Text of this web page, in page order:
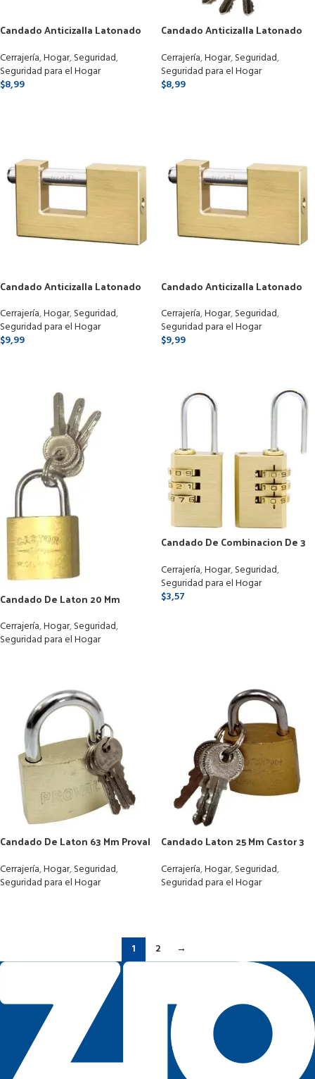
Candado Anticizalla Latonado
Cerrajería,Hogar,Seguridad,
Seguridad para el Hogar
$8,99
Candado Anticizalla Latonado
Cerrajería,Hogar,Seguridad,
Seguridad para el Hogar
$8,99
Candado Anticizalla Latonado
Cerrajería,Hogar,Seguridad,
Seguridad para el Hogar
$9,99
Candado Anticizalla Latonado
Cerrajería,Hogar,Seguridad,
Seguridad para el Hogar
$9,99
Candado De Laton 20 Mm
Cerrajería,Hogar,Seguridad,
Seguridad para el Hogar
Candado De Combinacion De 3
Cerrajería,Hogar,Seguridad,
Seguridad para el Hogar
$3,57
Candado De Laton 63 Mm Proval
Cerrajería,Hogar,Seguridad,
Seguridad para el Hogar
Candado Laton 25 Mm Castor 3
Cerrajería,Hogar,Seguridad,
Seguridad para el Hogar
1 2 →